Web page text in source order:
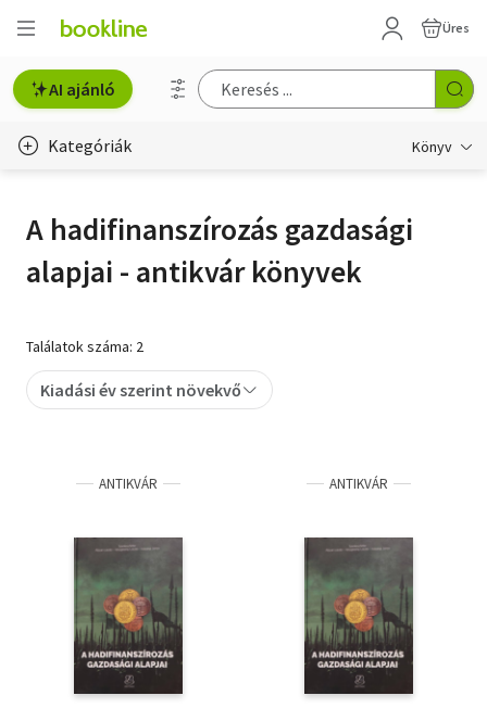
Üres
AI ajánló
Kategóriák Könyv
Erotika
Gyermek- és ifjúsági
Hobbi, szabadidő
Irodalom
Szakkönyv
Tankönyv, segédkönyv
Társadalomtudomány
Természettudomány
A hadifinanszírozás gazdasági
alapjai - antikvár könyvek
Találatok száma: 2
Kiadási év szerint növekvő
ANTIKVÁR ANTIKVÁR